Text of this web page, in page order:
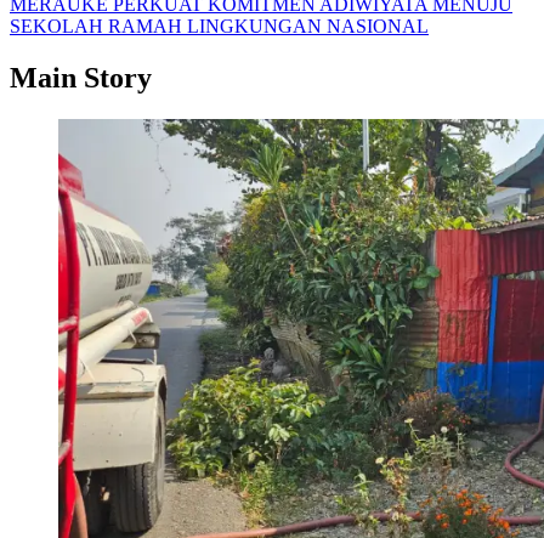
MERAUKE PERKUAT KOMITMEN ADIWIYATA MENUJU
SEKOLAH RAMAH LINGKUNGAN NASIONAL
Main Story